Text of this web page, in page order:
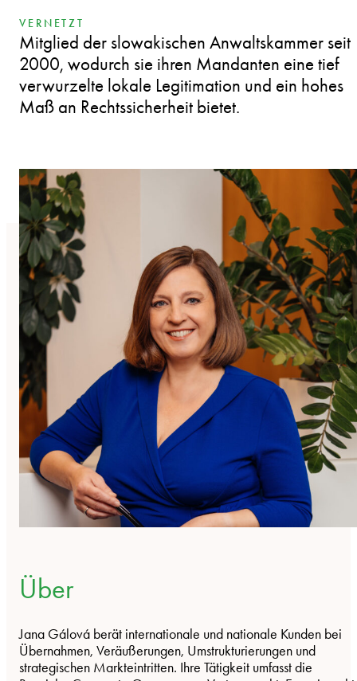
VERNETZT
Mitglied der slowakischen Anwaltskammer seit
2000, wodurch sie ihren Mandanten eine tief
verwurzelte lokale Legitimation und ein hohes
Maß an Rechtssicherheit bietet.
Über
Jana Gálová berät internationale und nationale Kunden bei
Übernahmen, Veräußerungen, Umstrukturierungen und
strategischen Markteintritten. Ihre Tätigkeit umfasst die